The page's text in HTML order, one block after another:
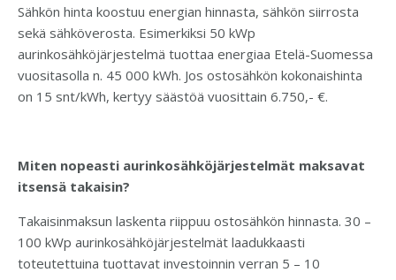
Sähkön hinta koostuu energian hinnasta, sähkön siirrosta
sekä sähköverosta. Esimerkiksi 50 kWp
aurinkosähköjärjestelmä tuottaa energiaa Etelä-Suomessa
vuositasolla n. 45 000 kWh. Jos ostosähkön kokonaishinta
on 15 snt/kWh, kertyy säästöä vuosittain 6.750,- €.
Miten nopeasti aurinkosähköjärjestelmät maksavat
itsensä takaisin?
Takaisinmaksun laskenta riippuu ostosähkön hinnasta. 30 –
100 kWp aurinkosähköjärjestelmät laadukkaasti
toteutettuina tuottavat investoinnin verran 5 – 10